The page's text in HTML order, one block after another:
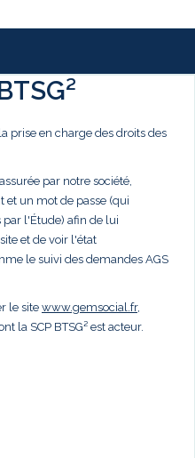
prise en charge des droits des
par notre société,
et un mot de passe (qui
l'Étude) afin de lui
et de voir l'état
le suivi des demandes AGS
le site www.gemsocial.fr,
la SCP BTSG² est acteur.